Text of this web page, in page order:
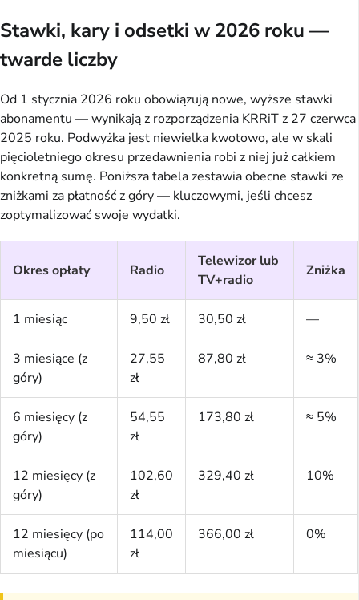
Stawki, kary i odsetki w 2026 roku —
twarde liczby
Od 1 stycznia 2026 roku obowiązują nowe, wyższe stawki
abonamentu — wynikają z rozporządzenia KRRiT z 27 czerwca
2025 roku. Podwyżka jest niewielka kwotowo, ale w skali
pięcioletniego okresu przedawnienia robi z niej już całkiem
konkretną sumę. Poniższa tabela zestawia obecne stawki ze
zniżkami za płatność z góry — kluczowymi, jeśli chcesz
zoptymalizować swoje wydatki.
Okres opłaty Radio
Telewizor lub
TV+radio
Zniżka
1 miesiąc 9,50 zł 30,50 zł —
3 miesiące (z
góry)
27,55
zł
87,80 zł ≈ 3%
6 miesięcy (z
góry)
54,55
zł
173,80 zł ≈ 5%
12 miesięcy (z
góry)
102,60
zł
329,40 zł 10%
12 miesięcy (po
miesiącu)
114,00
zł
366,00 zł 0%